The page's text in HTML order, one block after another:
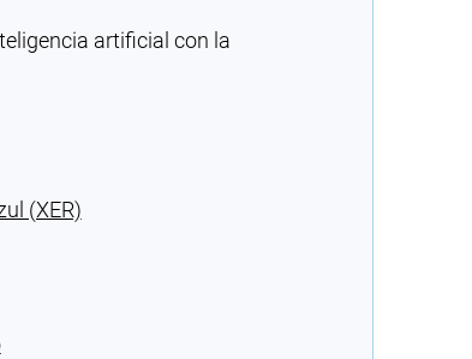
artificial con la
(XER)